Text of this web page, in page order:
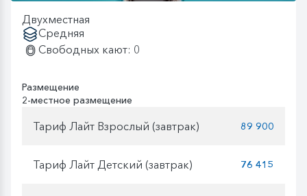
Двухместная
Средняя
Свободных кают: 0
Размещение
2-местное размещение
Тариф Лайт Взрослый (завтрак) 89 900
Тариф Лайт Детский (завтрак) 76 415